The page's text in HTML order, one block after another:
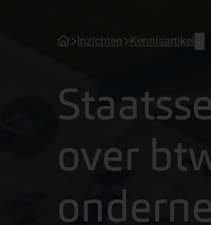
Inzichten Kennisartikel
over